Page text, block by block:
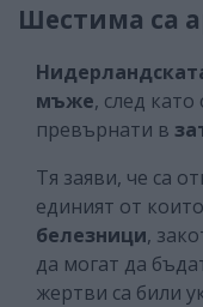
Шестима са
мъже, след
превърнати в
Тя заяви, че са
единият от
белезници,
да могат да
жертви са били